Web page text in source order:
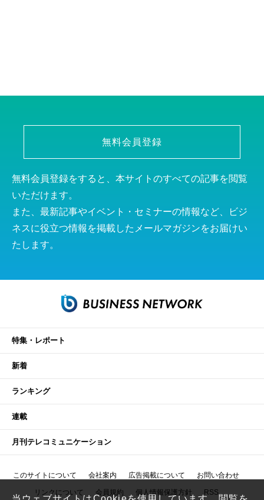
無料会員登録
無料会員登録をすると、本サイトのすべての記事を閲覧
いただけます。
また、最新記事やイベント・セミナーの情報など、ビジ
ネスに役立つ情報を掲載したメールマガジンをお届けい
たします。
特集・レポート
新着
ランキング
連載
月刊テレコミュニケーション
このサイトについて 会社案内 広告掲載について お問い合わせ
リンクについて 会員規約 個人情報保護方針 RSS